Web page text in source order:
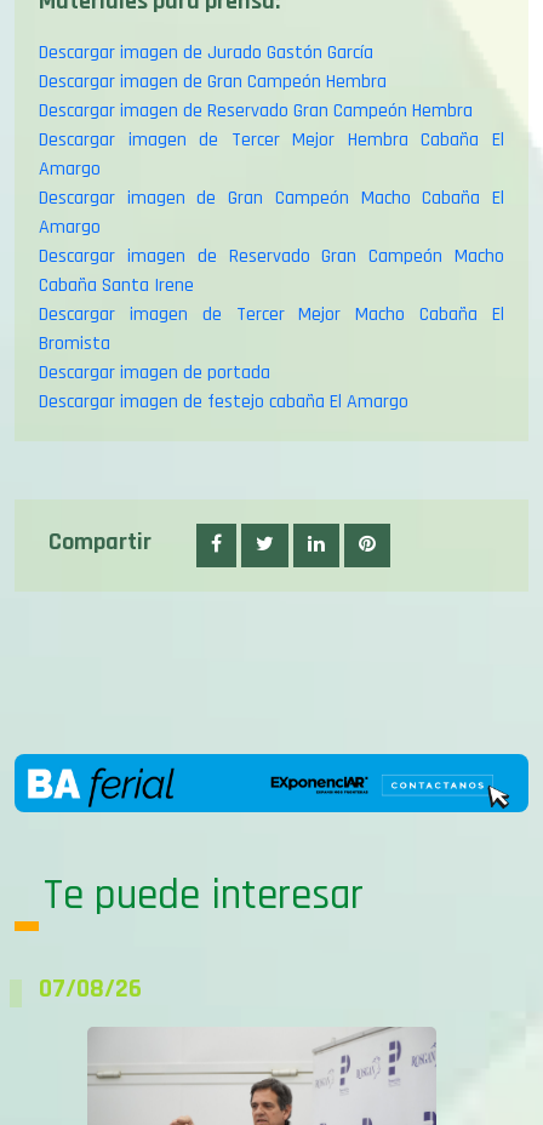
Descargar imagen de Jurado Gastón García
Descargar imagen de Gran Campeón Hembra
Descargar imagen de Reservado Gran Campeón Hembra
Descargar imagen de Tercer Mejor Hembra Cabaña El
Amargo
Descargar imagen de Gran Campeón Macho Cabaña El
Amargo
Descargar imagen de Reservado Gran Campeón Macho
Cabaña Santa Irene
Descargar imagen de Tercer Mejor Macho Cabaña El
Bromista
Descargar imagen de portada
Descargar imagen de festejo cabaña El Amargo